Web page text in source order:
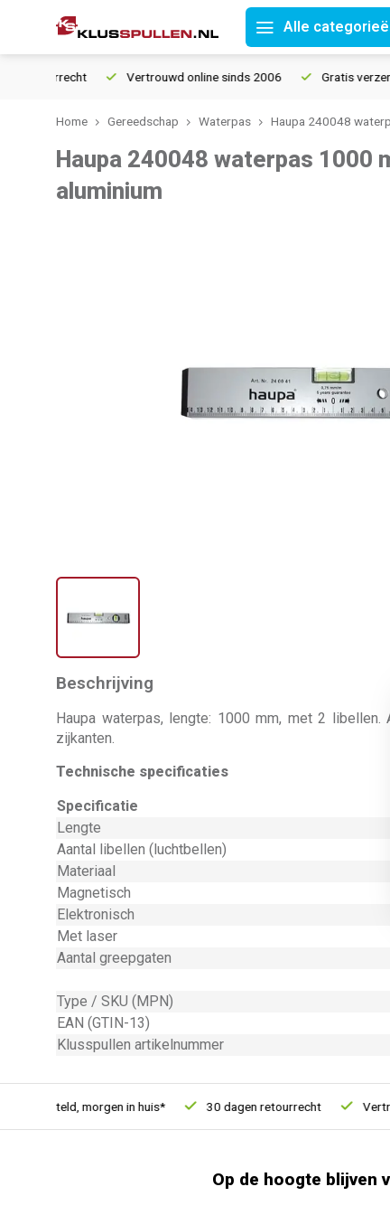
Alle
retourrecht Vertrouwd online sinds 2006 Gratis
Home Gereedschap Waterpas Haupa 240048
Haupa 240048 waterpas 1000
aluminium
Beschrijving
Haupa waterpas, lengte: 1000 mm, met 2
zijkanten.
Technische specificaties
Specificatie
Lengte
Aantal libellen (luchtbellen)
Materiaal
Magnetisch
Elektronisch
Met laser
Aantal greepgaten
Type / SKU (MPN)
EAN (GTIN-13)
Klusspullen artikelnummer
besteld, morgen in huis* 30 dagen retourrecht
Op de hoogte blijven